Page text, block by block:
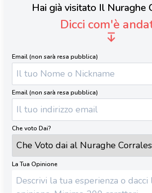
Hai già visitato Il Nuraghe
Dicci com'è
Email (non sarà resa pubblica)
Email (non sarà resa pubblica)
Che voto Dai?
La Tua Opinione